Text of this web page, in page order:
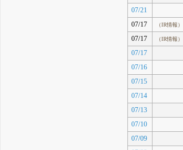
07/21
07/17
（IR情報）
07/17
（IR情報）
07/17
07/16
07/15
07/14
07/13
07/10
07/09